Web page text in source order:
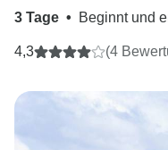
3 Tage • Beginnt und
4,3 (4